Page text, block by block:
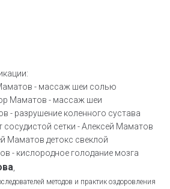
при шейном
Показывает Алексей
Маматов
внутричерепное
массаж шеи и
доктора Маматова
при разрушении
Какую гимнастику
доктор Маматов
звездочек: как
сетку на ногах
средством
для организма в
свекольный жмых
и похудения
для насыщения мозга
чтобы убрать
голодание. Показывает
Маматов
методов и практик оздоровления